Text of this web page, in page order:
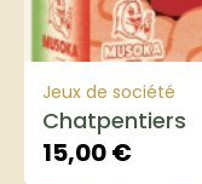
Jeux de société
Chatpentiers
15,00€